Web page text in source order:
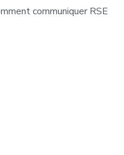
communiquer RSE